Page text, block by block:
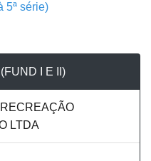
5ª série)
I E II)
LTDA